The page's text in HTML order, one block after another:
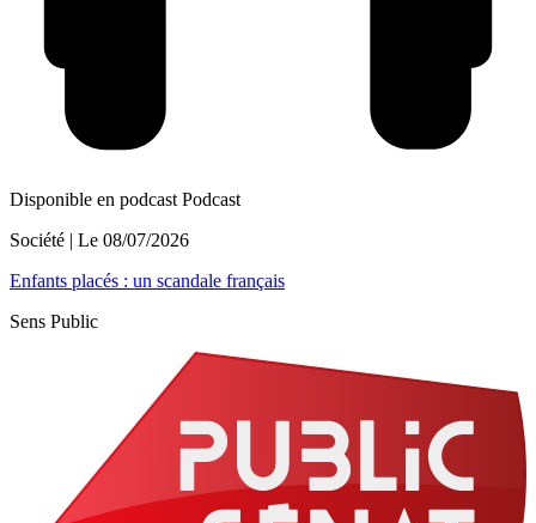
Disponible en podcast Podcast
Société | Le 08/07/2026
Enfants placés : un scandale français
Sens Public